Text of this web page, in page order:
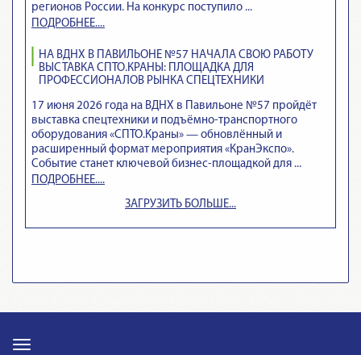
регионов России. На конкурс поступило ...
ПОДРОБНЕЕ....
НА ВДНХ В ПАВИЛЬОНЕ №57 НАЧАЛА СВОЮ РАБОТУ
ВЫСТАВКА СПТО.КРАНЫ: ПЛОЩАДКА ДЛЯ
ПРОФЕССИОНАЛОВ РЫНКА СПЕЦТЕХНИКИ
17 июня 2026 года на ВДНХ в Павильоне №57 пройдёт
выставка спецтехники и подъёмно‑транспортного
оборудования «СПТО.Краны» — обновлённый и
расширенный формат мероприятия «КранЭкспо».
Событие станет ключевой бизнес‑площадкой для ...
ПОДРОБНЕЕ....
ЗАГРУЗИТЬ БОЛЬШЕ...